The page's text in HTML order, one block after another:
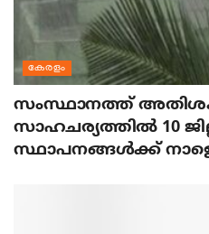
കേരളം
സംസ്ഥാനത്ത്
സാഹചര്യത്തിൽ 10
സ്ഥാപനങ്ങൾക്ക്